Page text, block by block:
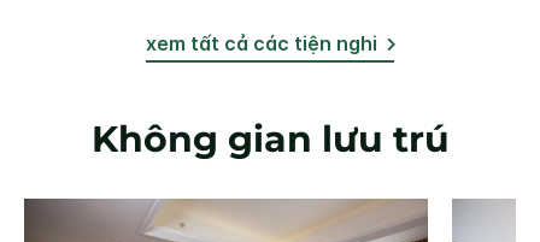
xem tất cả các tiện nghi
Không gian lưu trú